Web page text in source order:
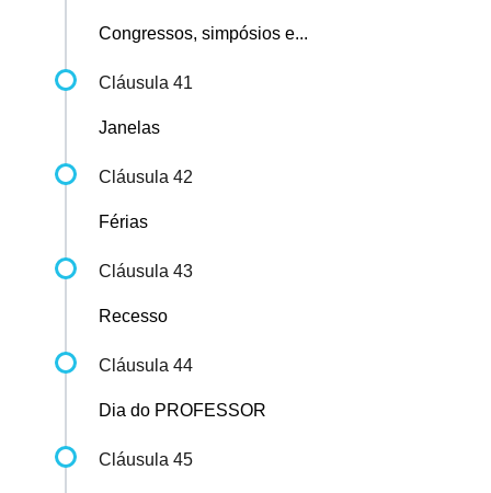
Congressos, simpósios e...
Cláusula 41
Janelas
Cláusula 42
Férias
Cláusula 43
Recesso
Cláusula 44
Dia do PROFESSOR
Cláusula 45